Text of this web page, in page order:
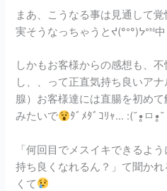
まあ、こうなる事は見通して
実そうなっちゃうとᔪ(°ᐤ°)ᔭᐤᑋᑊ
しかもお客様からの感想も、
し、、って正直気持ち良いア
腺）お客様達には直腸を初め
みたいで
ﾀﾞﾒﾀﾞｺﾘｬ… :(˘•̥ㅁ•̥˘
「何回目でメスイキできるよ
持ち良くなれるん？」て聞か
くて